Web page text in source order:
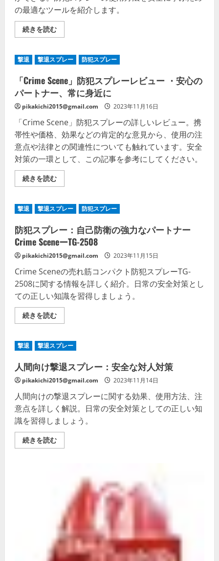
の最適なツールを紹介します。
続きを読む防
犯
レ
ー:
全
で
リ
ア
ル
な
レ
ー
ニ
ン
グ
用
具
BLUEGUNS
催
涙
レ
ー
詳
細
を
ご
覧
だ
さ
い
撃退 撃退スプレー 防犯スプレー
「Crime Scene」防犯スプレーレビュー ・安心の
パートナー、常に身近に
pikakichi2015@gmail.com 2023年11月16日
「Crime Scene」防犯スプレーの詳しいレビュー。携
帯性や価格、効果などの肯定的な意見から、使用の注
意点や法律との関連性についても触れています。安全
対策の一環として、この記事を参考にしてください。
続きを読む「Crime
Scene」
ス
プ
レ
ビ
ュ
ー
・
心
の
パ
ー
ト
ナ
ー、
常
近
に
詳
細
を
ご
く
だ
さ
い
撃退 撃退スプレー 防犯スプレー
防犯スプレー：自己防衛の強力なパートナー
Crime SceneーTG-2508
pikakichi2015@gmail.com 2023年11月15日
Crime Sceneの売れ筋コンパクト防犯スプレーTG-
2508に関する情報を詳しく紹介。日常の安全対策とし
ての正しい知識を習得しましょう。
続きを読む防
犯
レ
ー：
己
防
衛
の
力
な
パ
ー
ト
ナ
ー
Scene
覧
く
だ
い
撃退 撃退スプレー
人間向け撃退スプレー：安全な対人対策
pikakichi2015@gmail.com 2023年11月14日
人間向けの撃退スプレーに関する効果、使用方法、注
意点を詳しく解説。日常の安全対策としての正しい知
識を習得しましょう。
続きを読む人
間
ー：
全
な
対
人
対
策
の